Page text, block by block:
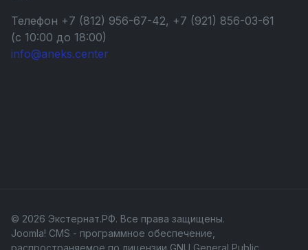
Телефон +7 (812) 956-67-42, +7 (921) 856-03-61
(с 10:00 до 18:00)
info@aneks.center
© 2026 Экстернат.РФ. Все права защищены.
Joomla! CMS - программное обеспечение,
распространяемое по лицензии GNU General Public